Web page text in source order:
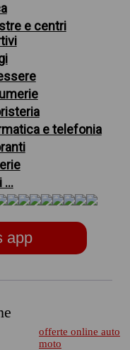
e centri
e telefonia
...
app
offerte online auto
moto